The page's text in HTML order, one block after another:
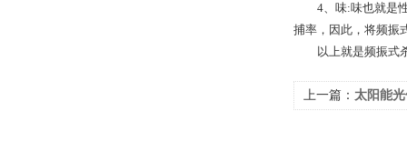
4、味:味也就是性
捕率，因此，将频振
以上就是频振式杀
上一篇： 太阳能